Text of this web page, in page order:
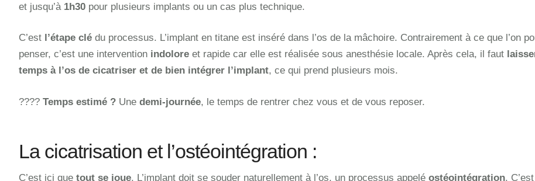
et jusqu’à 1h30 pour plusieurs implants ou un cas plus technique.
C’est l’étape clé du processus. L’implant en titane est inséré dans l’os de la mâchoire. Contrairement à ce que l’on
penser, c’est une intervention indolore et rapide car elle est réalisée sous anesthésie locale. Après cela, il faut
temps à l’os de cicatriser et de bien intégrer l’implant, ce qui prend plusieurs mois.
???? Temps estimé ? Une demi-journée, le temps de rentrer chez vous et de vous reposer.
La cicatrisation et l’ostéointégration :
C’est ici que tout se joue. L’implant doit se souder naturellement à l’os, un processus appelé ostéointégration. C’est